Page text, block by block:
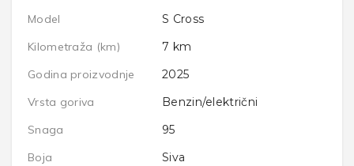
Model
S Cross
Kilometraža (km)
7 km
Godina proizvodnje
2025
Vrsta goriva
Benzin/električni
Snaga
95
Boja
Siva